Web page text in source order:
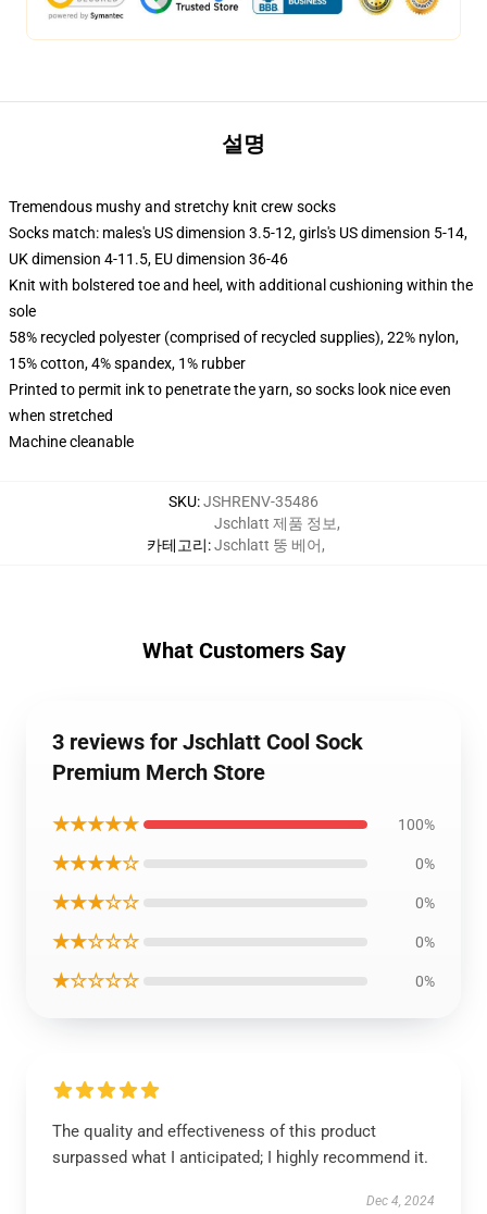
설명
Tremendous mushy and stretchy knit crew socks
Socks match: males's US dimension 3.5-12, girls's US dimension 5-14,
UK dimension 4-11.5, EU dimension 36-46
Knit with bolstered toe and heel, with additional cushioning within the
sole
58% recycled polyester (comprised of recycled supplies), 22% nylon,
15% cotton, 4% spandex, 1% rubber
Printed to permit ink to penetrate the yarn, so socks look nice even
when stretched
Machine cleanable
SKU:JSHRENV-35486
카테고리:
Jschlatt 제품 정보,
Jschlatt 뚱 베어,
What Customers Say
3 reviews for Jschlatt Cool Sock
Premium Merch Store
★★★★★ 100%
★★★★☆ 0%
★★★☆☆ 0%
★★☆☆☆ 0%
★☆☆☆☆ 0%
The quality and effectiveness of this product
surpassed what I anticipated; I highly recommend it.
Dec 4, 2024